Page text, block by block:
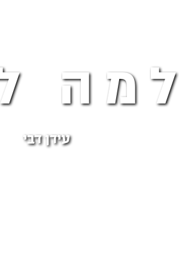
למה
עידן דבי